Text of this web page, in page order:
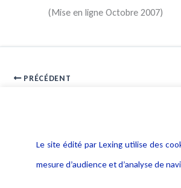
(Mise en ligne Octobre 2007)
PRÉCÉDENT
Le site édité par Lexing utilise des
mesure d’audience et d’analyse de